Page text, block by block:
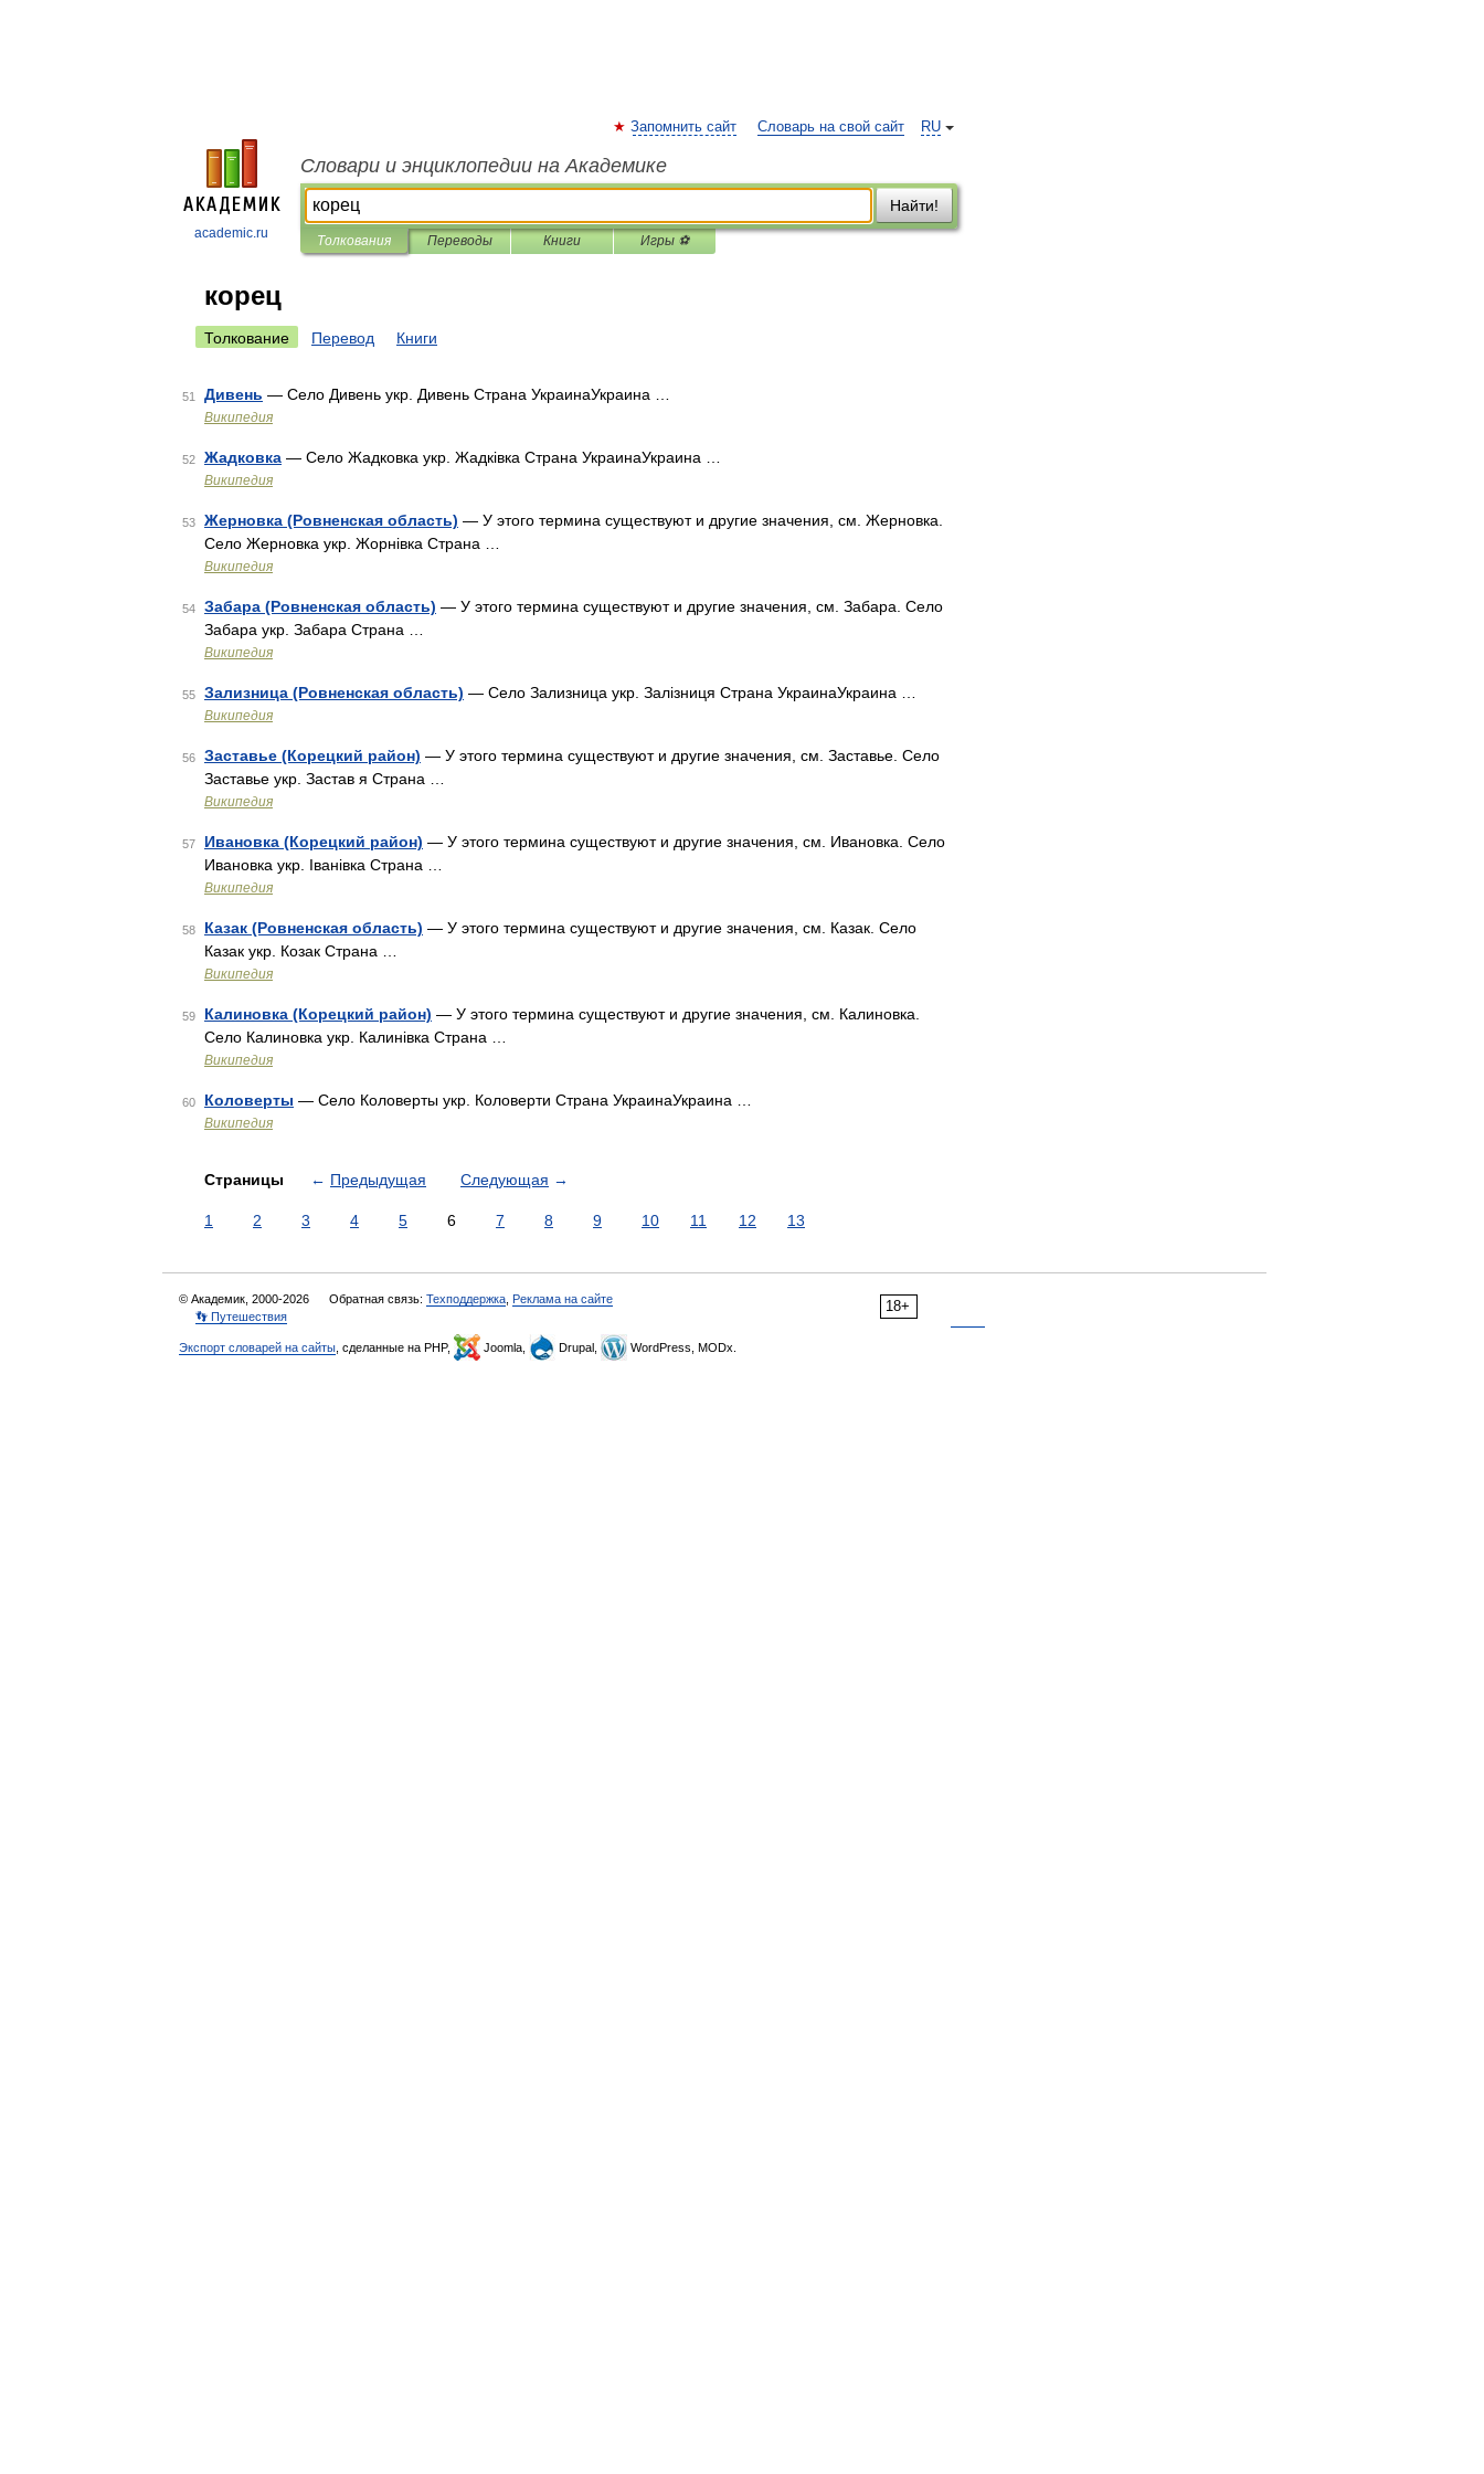
academic.ru
RU
Запомнить сайт Словарь на свой сайт
Словари и энциклопедии на Академике
Найти!
Толкования Переводы Книги Игры ⚽
корец
Толкование Перевод Книги
51 Дивень — Село Дивень укр. Дивень Страна УкраинаУкраина …
Википедия
52 Жадковка — Село Жадковка укр. Жадківка Страна УкраинаУкраина …
Википедия
53 Жерновка (Ровненская область) — У этого термина существуют и другие значения, см. Жерновка.
Село Жерновка укр. Жорнівка Страна …
Википедия
54 Забара (Ровненская область) — У этого термина существуют и другие значения, см. Забара. Село
Забара укр. Забара Страна …
Википедия
55 Зализница (Ровненская область) — Село Зализница укр. Залізниця Страна УкраинаУкраина …
Википедия
56 Заставье (Корецкий район) — У этого термина существуют и другие значения, см. Заставье. Село
Заставье укр. Застав я Страна …
Википедия
57 Ивановка (Корецкий район) — У этого термина существуют и другие значения, см. Ивановка. Село
Ивановка укр. Іванівка Страна …
Википедия
58 Казак (Ровненская область) — У этого термина существуют и другие значения, см. Казак. Село
Казак укр. Козак Страна …
Википедия
59 Калиновка (Корецкий район) — У этого термина существуют и другие значения, см. Калиновка.
Село Калиновка укр. Калинівка Страна …
Википедия
60 Коловерты — Село Коловерты укр. Коловерти Страна УкраинаУкраина …
Википедия
Страницы ← Предыдущая Следующая →
1 2 3 4 5 6 7 8 9 10 11 12 13
18+
© Академик, 2000-2026 Обратная связь: Техподдержка Реклама на сайте
👣 Путешествия
Экспорт словарей на сайты , сделанные на PHP, Joomla, Drupal, WordPress, MODx.